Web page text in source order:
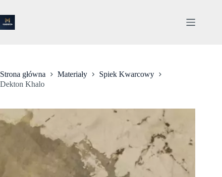
treści
Strona główna Materiały
Spiek Kwarcowy
Dekton Khalo